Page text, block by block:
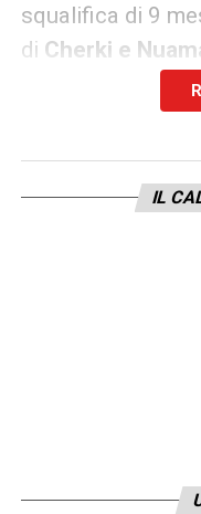
squalifica di 9
di Cherki e
Con questa
stagione, masi
IL